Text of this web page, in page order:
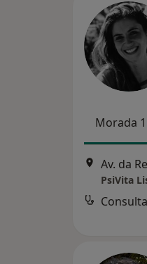
Morada 1
Av. da
PsiVita